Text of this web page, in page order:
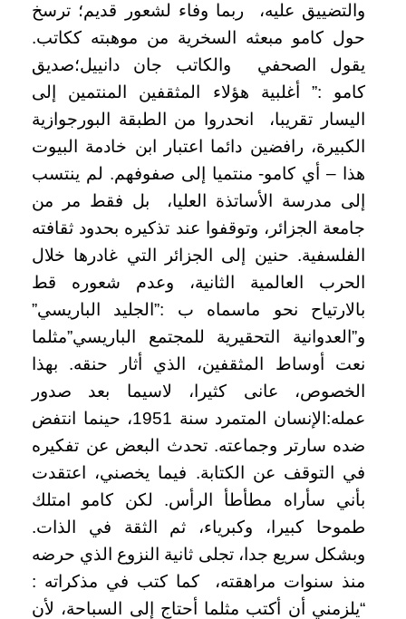
والتضييق عليه، ربما وفاء لشعور قديم؛ ترسخ
حول كامو مبعثه السخرية من موهبته ككاتب.
يقول الصحفي والكاتب جان دانييل؛صديق
كامو :” أغلبية هؤلاء المثقفين المنتمين إلى
اليسار تقريبا، انحدروا من الطبقة البورجوازية
الكبيرة، رافضين دائما اعتبار ابن خادمة البيوت
هذا – أي كامو- منتميا إلى صفوفهم. لم ينتسب
إلى مدرسة الأساتذة العليا، بل فقط مر من
جامعة الجزائر، وتوقفوا عند تذكيره بحدود ثقافته
الفلسفية. حنين إلى الجزائر التي غادرها خلال
الحرب العالمية الثانية، وعدم شعوره قط
بالارتياح نحو ماسماه ب :”الجليد الباريسي”
و”العدوانية التحقيرية للمجتمع الباريسي”مثلما
نعت أوساط المثقفين، الذي أثار حنقه. بهذا
الخصوص، عانى كثيرا، لاسيما بعد صدور
عمله:الإنسان المتمرد سنة 1951، حينما انتفض
ضده سارتر وجماعته. تحدث البعض عن تفكيره
في التوقف عن الكتابة. فيما يخصني، اعتقدت
بأني سأراه مطأطأ الرأس. لكن كامو امتلك
طموحا كبيرا، وكبرياء، ثم الثقة في الذات.
وبشكل سريع جدا، تجلى ثانية النزوع الذي حرضه
منذ سنوات مراهقته، كما كتب في مذكراته :
“يلزمني أن أكتب مثلما أحتاج إلى السباحة، لأن